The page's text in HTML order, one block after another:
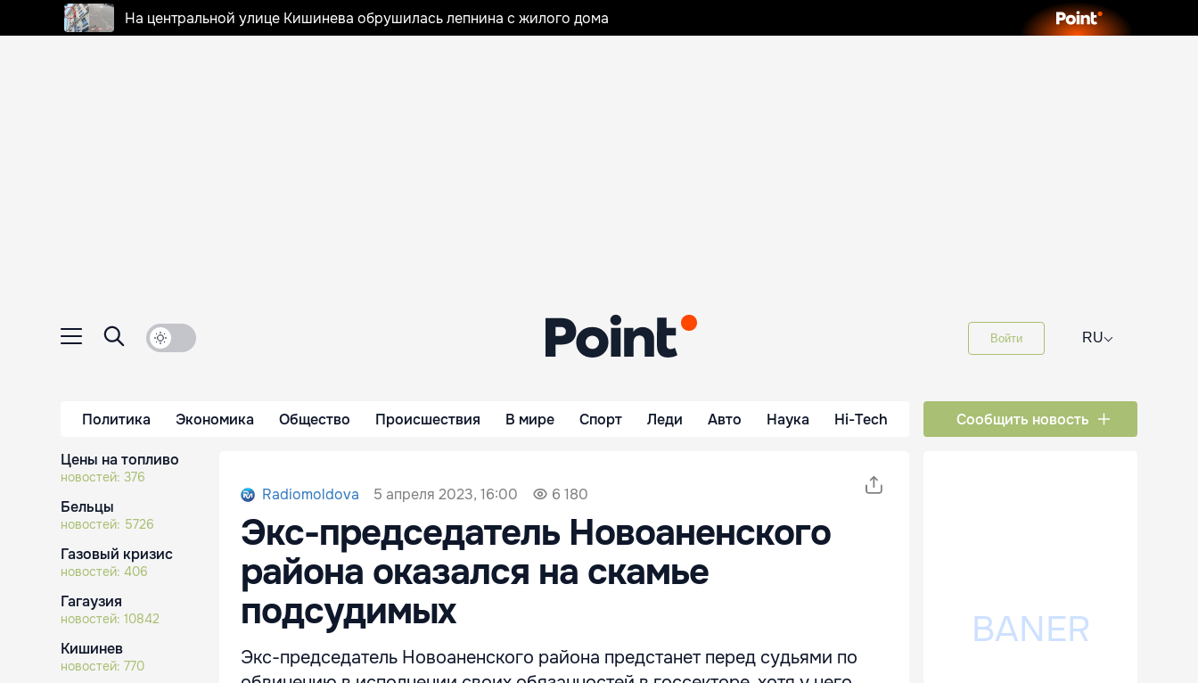
На центральной улице Кишинева обрушилась лепнина с жилого дома
Войти RU⌵
Политика Экономика Общество Происшествия В мире Спорт Леди Авто Наука Hi-Tech Сообщить новость
Цены на топливо
новостей: 376
Бельцы
новостей: 5726
Газовый кризис
новостей: 406
Гагаузия
новостей: 10842
Кишинев
новостей: 770
Radiomoldova 5 апреля 2023, 16:00 6 180
Экс-председатель Новоаненского
района оказался на скамье
подсудимых
Экс-председатель Новоаненского района предстанет перед судьями по